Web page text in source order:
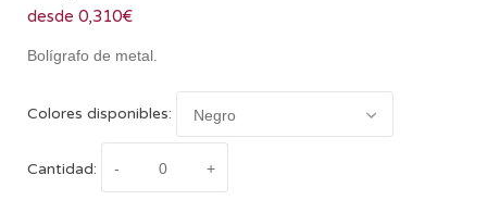
desde 0,310€
Bolígrafo de metal.
Colores disponibles:
Cantidad: